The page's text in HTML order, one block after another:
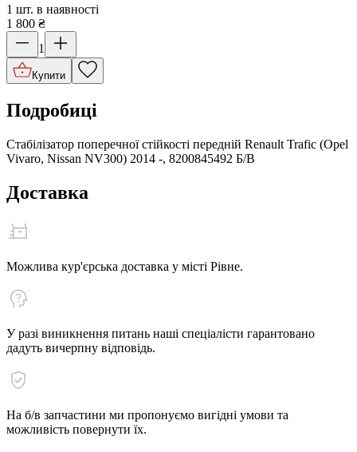
1 шт. в наявності
1 800 ₴
1
Купити
Подробиці
Стабілізатор поперечної стійкості передній Renault Trafic (Opel
Vivaro, Nissan NV300) 2014 -, 8200845492 Б/В
Доставка
Можлива кур'єрська доставка у місті Рівне.
У разі виникнення питань наші спеціалісти гарантовано
дадуть вичерпну відповідь.
На б/в запчастини ми пропонуємо вигідні умови та
можливість повернути їх.